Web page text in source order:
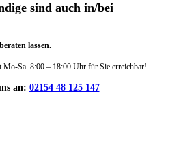
sind auch in/bei
lassen.
Mo-Sa. 8:00 – 18:00 Uhr für Sie erreichbar!
an: 02154 48 125 147